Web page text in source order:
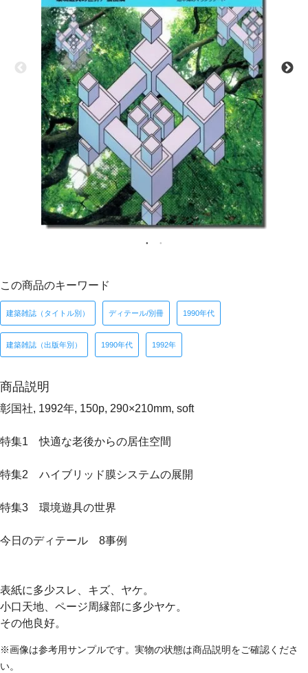
この商品のキーワード
建築雑誌（タイトル別） ディテール/別冊 1990年代
建築雑誌（出版年別） 1990年代 1992年
商品説明
彰国社, 1992年, 150p, 290×210mm, soft
特集1 快適な老後からの居住空間
特集2 ハイブリッド膜システムの展開
特集3 環境遊具の世界
今日のディテール 8事例
表紙に多少スレ、キズ、ヤケ。
小口天地、ページ周縁部に多少ヤケ。
その他良好。
※画像は参考用サンプルです。実物の状態は商品説明をご確認くださ
い。